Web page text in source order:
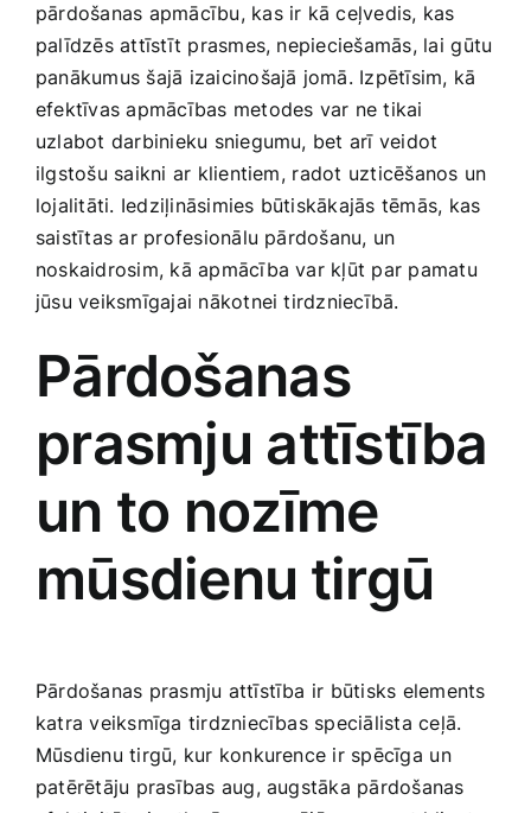
Preces pieaugušajiem
Rotaļlietas, bērnu preces
Smaržas, kosmētika
Sports, tūrisms un atpūta
pārdošanas apmācību, kas ir kā ceļvedis, kas
palīdzēs attīstīt prasmes, nepieciešamās, lai ⁤gūtu
panākumus šajā izaicinošajā jomā. Izpētīsim, kā
efektīvas apmācības metodes var ne tikai
uzlabot darbinieku sniegumu, bet arī veidot
ilgstošu saikni ar klientiem, ⁤radot uzticēšanos un⁢
lojalitāti. Iedziļināsimies būtiskākajās tēmās, kas
saistītas ar‍ profesionālu pārdošanu, un
noskaidrosim, kā apmācība var kļūt par pamatu
jūsu veiksmīgajai nākotnei tirdzniecībā.
Pārdošanas
prasmju attīstība
un to​ nozīme
mūsdienu ⁣tirgū
Pārdošanas prasmju attīstība ir būtisks ‍elements⁣
katra veiksmīga tirdzniecības speciālista ceļā.
Mūsdienu tirgū, kur konkurence ‌ir spēcīga⁤ un
patērētāju prasības aug, augstāka pārdošanas